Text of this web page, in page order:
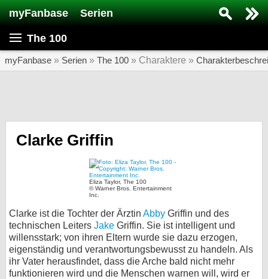
myFanbase Serien
The 100
myFanbase » Serien » The 100 » Charaktere »
Clarke Griffin
Eliza Taylor, The 100
© Warner Bros. Entertainment
Inc.
Clarke ist die Tochter der Ärztin Abby Griffin und des
technischen Leiters Jake Griffin. Sie ist intelligent und
willensstark; von ihren Eltern wurde sie dazu erzogen,
eigenständig und verantwortungsbewusst zu handeln. Als
ihr Vater herausfindet, dass die Arche bald nicht mehr
funktionieren wird und die Menschen warnen will, wird er
Serie suchen...
SERIEN
KULTUR
SERVICE
Gewinnspiele
Forum